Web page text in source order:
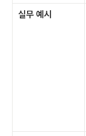
실무 예시